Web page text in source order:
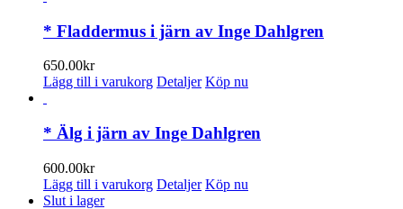
* Fladdermus i järn av Inge Dahlgren
650.00kr
Lägg till i varukorg Detaljer Köp nu
* Älg i järn av Inge Dahlgren
600.00kr
Lägg till i varukorg Detaljer Köp nu
Slut i lager